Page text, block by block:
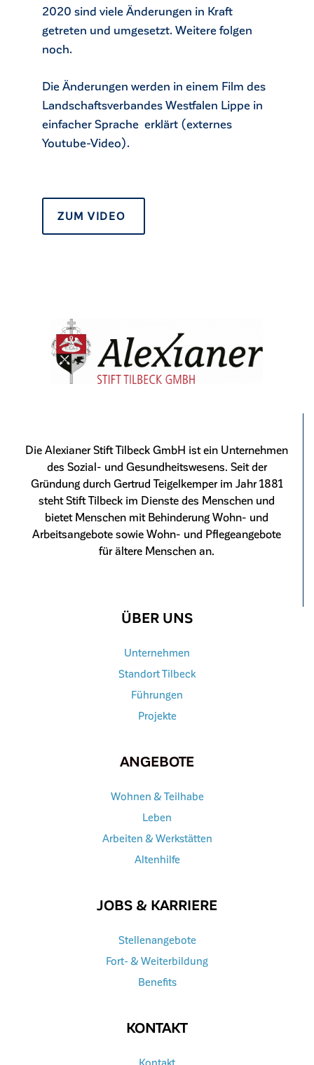
2020 sind viele Änderungen in Kraft
getreten und umgesetzt. Weitere folgen
noch.
Die Änderungen werden in einem Film des
Landschaftsverbandes Westfalen Lippe in
einfacher Sprache erklärt (externes
Youtube-Video).
ZUM VIDEO
Die Alexianer Stift Tilbeck GmbH ist ein Unternehmen
des Sozial- und Gesundheitswesens. Seit der
Gründung durch Gertrud Teigelkemper im Jahr 1881
steht Stift Tilbeck im Dienste des Menschen und
bietet Menschen mit Behinderung Wohn- und
Arbeitsangebote sowie Wohn- und Pflegeangebote
für ältere Menschen an.
ÜBER UNS
Unternehmen
Standort Tilbeck
Führungen
Projekte
ANGEBOTE
Wohnen & Teilhabe
Leben
Arbeiten & Werkstätten
Altenhilfe
JOBS & KARRIERE
Stellenangebote
Fort- & Weiterbildung
Benefits
KONTAKT
Kontakt